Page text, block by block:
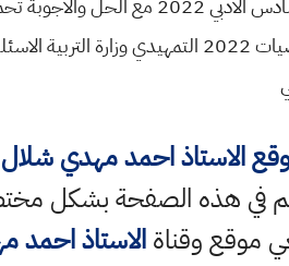
الاستاذ احمد مهدي شلال
موقع وقناةالاستاذ احمد